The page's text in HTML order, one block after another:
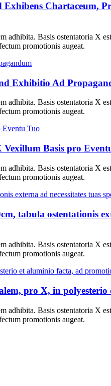
Chartaceum,
Basis ostentatoria X
promotionis augeat.
Exhibitio Ad
Basis ostentatoria X
promotionis augeat.
Basis pro
Basis ostentatoria X
promotionis augeat.
tabula ostentationis
Basis ostentatoria X
promotionis augeat.
pro X, in
Basis ostentatoria X
promotionis augeat.